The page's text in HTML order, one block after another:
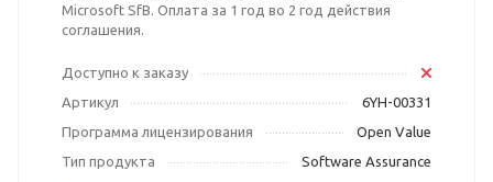
Microsoft SfB. Оплата за 1 год во 2 год действия
соглашения.
Доступно к заказу
Артикул
6YH-00331
Программа лицензирования
Open Value
Тип продукта
Software Assurance